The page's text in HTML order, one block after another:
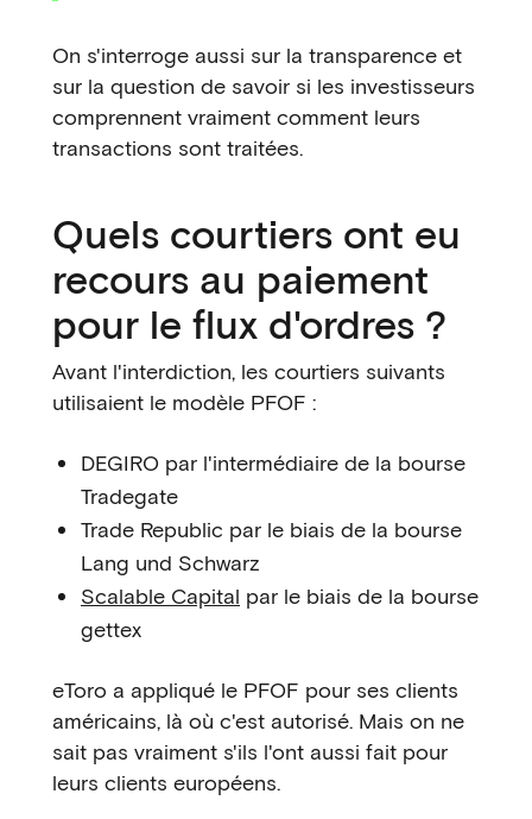
On s'interroge aussi sur la transparence et
sur la question de savoir si les investisseurs
comprennent vraiment comment leurs
transactions sont traitées.
Quels courtiers ont eu
recours au paiement
pour le flux d'ordres ?
Avant l'interdiction, les courtiers suivants
utilisaient le modèle PFOF :
DEGIRO par l'intermédiaire de la bourse
Tradegate
Trade Republic par le biais de la bourse
Lang und Schwarz
Scalable Capital par le biais de la bourse
gettex
eToro a appliqué le PFOF pour ses clients
américains, là où c'est autorisé. Mais on ne
sait pas vraiment s'ils l'ont aussi fait pour
leurs clients européens.